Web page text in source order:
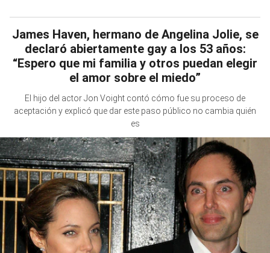
James Haven, hermano de Angelina Jolie, se
declaró abiertamente gay a los 53 años:
“Espero que mi familia y otros puedan elegir
el amor sobre el miedo”
El hijo del actor Jon Voight contó cómo fue su proceso de
aceptación y explicó que dar este paso público no cambia quién
es